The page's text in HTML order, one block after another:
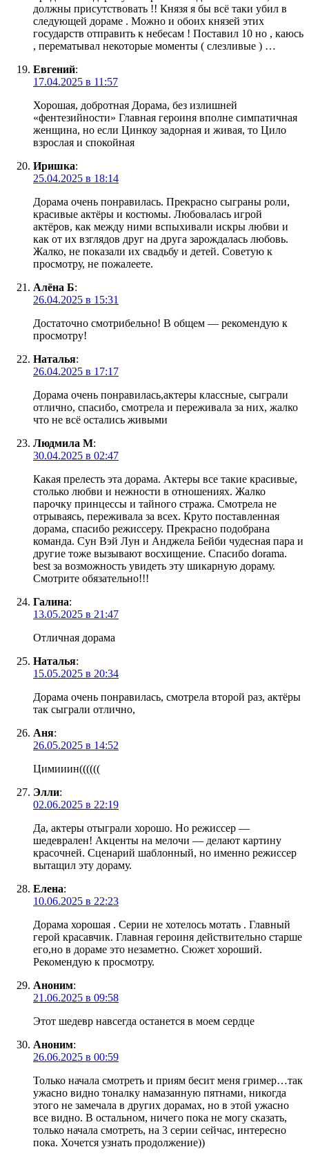
должны присутствовать !! Князя я бы всё таки убил в
следующей дораме . Можно и обоих князей этих
государств отправить к небесам ! Поставил 10 но , каюсь
, перематывал некоторые моменты ( слезливые ) …
Евгений:
17.04.2025 в 11:57
Хорошая, добротная Дорама, без излишней
«фентезийности» Главная героиня вполне симпатичная
женщина, но если Цинкоу задорная и живая, то Цило
взрослая и спокойная
Иришка:
25.04.2025 в 18:14
Дорама очень понравилась. Прекрасно сыграны роли,
красивые актёры и костюмы. Любовалась игрой
актёров, как между ними вспыхивали искры любви и
как от их взглядов друг на друга зарождалась любовь.
Жалко, не показали их свадьбу и детей. Советую к
просмотру, не пожалеете.
Алёна Б:
26.04.2025 в 15:31
Достаточно смотрибельно! В общем — рекомендую к
просмотру!
Наталья:
26.04.2025 в 17:17
Дорама очень понравилась,актеры классные, сыграли
отлично, спасибо, смотрела и переживала за них, жалко
что не всё остались живыми
Людмила М:
30.04.2025 в 02:47
Какая прелесть эта дорама. Актеры все такие красивые,
столько любви и нежности в отношениях. Жалко
парочку принцессы и тайного стража. Смотрела не
отрываясь, переживала за всех. Круто поставленная
дорама, спасибо режиссеру. Прекрасно подобрана
команда. Сун Вэй Лун и Анджела Бейби чудесная пара и
другие тоже вызывают восхищение. Спасибо dorama.
best за возможность увидеть эту шикарную дораму.
Смотрите обязательно!!!
Галина:
13.05.2025 в 21:47
Отличная дорама
Наталья:
15.05.2025 в 20:34
Дорама очень понравилась, смотрела второй раз, актёры
так сыграли отлично,
Аня:
26.05.2025 в 14:52
Цимииин((((((
Элли:
02.06.2025 в 22:19
Да, актеры отыграли хорошо. Но режиссер —
шедеврален! Акценты на мелочи — делают картину
красочней. Сценарий шаблонный, но именно режиссер
вытащил эту дораму.
Елена:
10.06.2025 в 22:23
Дорама хорошая . Серии не хотелось мотать . Главный
герой красавчик. Главная героиня действительно старше
его,но в дораме это незаметно. Сюжет хороший.
Рекомендую к просмотру.
Аноним:
21.06.2025 в 09:58
Этот шедевр навсегда останется в моем сердце
Аноним:
26.06.2025 в 00:59
Только начала смотреть и приям бесит меня гример…так
ужасно видно тоналку намазанную пятнами, никогда
этого не замечала в других дорамах, но в этой ужасно
все видно. В остальном, ничего пока не могу сказать,
только начала смотреть, на 3 серии сейчас, интересно
пока. Хочется узнать продолжение))